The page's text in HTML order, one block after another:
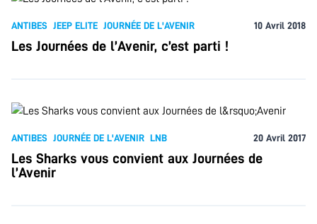
ANTIBES JEEP ELITE JOURNÉE DE L'AVENIR 10 Avril 2018
Les Journées de l’Avenir, c’est parti !
ANTIBES JOURNÉE DE L'AVENIR LNB 20 Avril 2017
Les Sharks vous convient aux Journées de
l’Avenir